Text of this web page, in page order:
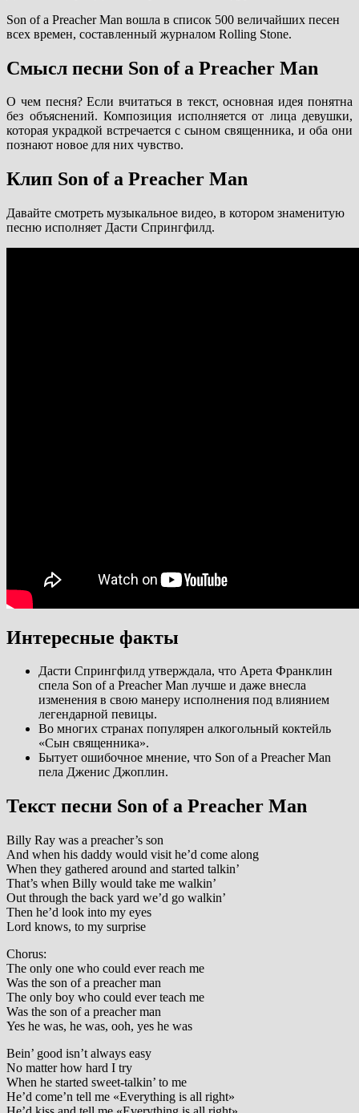
Son of a Preacher Man вошла в список 500 величайших песен
всех времен, составленный журналом Rolling Stone.
Смысл песни Son of a Preacher Man
О чем песня? Если вчитаться в текст, основная идея понятна
без объяснений. Композиция исполняется от лица девушки,
которая украдкой встречается с сыном священника, и оба они
познают новое для них чувство.
Клип Son of a Preacher Man
Давайте смотреть музыкальное видео, в котором знаменитую
песню исполняет Дасти Спрингфилд.
Интересные факты
Дасти Спрингфилд утверждала, что Арета Франклин
спела Son of a Preacher Man лучше и даже внесла
изменения в свою манеру исполнения под влиянием
легендарной певицы.
Во многих странах популярен алкогольный коктейль
«Сын священника».
Бытует ошибочное мнение, что Son of a Preacher Man
пела Дженис Джоплин.
Текст песни Son of a Preacher Man
Billy Ray was a preacher’s son
And when his daddy would visit he’d come along
When they gathered around and started talkin’
That’s when Billy would take me walkin’
Out through the back yard we’d go walkin’
Then he’d look into my eyes
Lord knows, to my surprise
Chorus:
The only one who could ever reach me
Was the son of a preacher man
The only boy who could ever teach me
Was the son of a preacher man
Yes he was, he was, ooh, yes he was
Bein’ good isn’t always easy
No matter how hard I try
When he started sweet-talkin’ to me
He’d come’n tell me «Everything is all right»